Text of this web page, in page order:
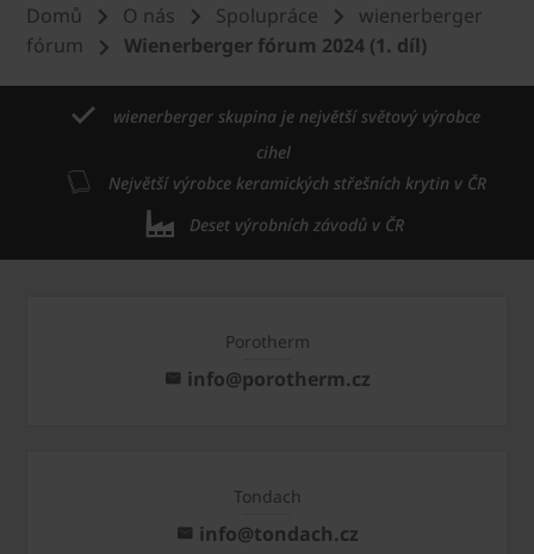
Domů O nás Spolupráce
wienerberger
fórum
Wienerberger fórum 2024 (1. díl)
wienerberger skupina je největší světový výrobce
cihel
Největší výrobce keramických střešních krytin v ČR
Deset výrobních závodů v ČR
Porotherm
info@porotherm.cz
Tondach
info@tondach.cz